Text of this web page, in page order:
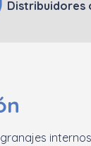
Distribuidores